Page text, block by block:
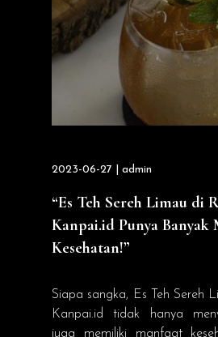
2023-06-27 | admin
“Es Teh Sereh Limau di
Kanpai.id Punya Banyak
Kesehatan!”
Siapa sangka, Es Teh Sereh
Kanpai.id tidak hanya
juga memiliki manfaat